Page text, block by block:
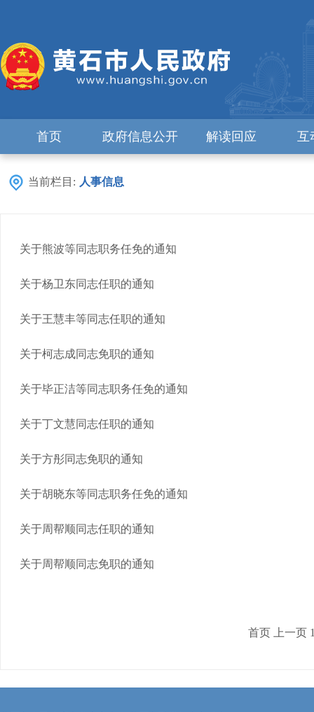
首页 政府信息公开 解读回应 互
当前栏目: 人事信息
关于熊波等同志职务任免的通知
关于杨卫东同志任职的通知
关于王慧丰等同志任职的通知
关于柯志成同志免职的通知
关于毕正洁等同志职务任免的通知
关于丁文慧同志任职的通知
关于方彤同志免职的通知
关于胡晓东等同志职务任免的通知
关于周帮顺同志任职的通知
关于周帮顺同志免职的通知
首页 上一页